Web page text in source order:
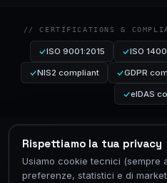
Rispettiamo la tua privacy
Usiamo cookie tecnici (sempre
preferenze, statistici e di
// CERTIFICATIONS &
ISO 9001:2015 ISO
NIS2 compliant GDPR
eIDAS